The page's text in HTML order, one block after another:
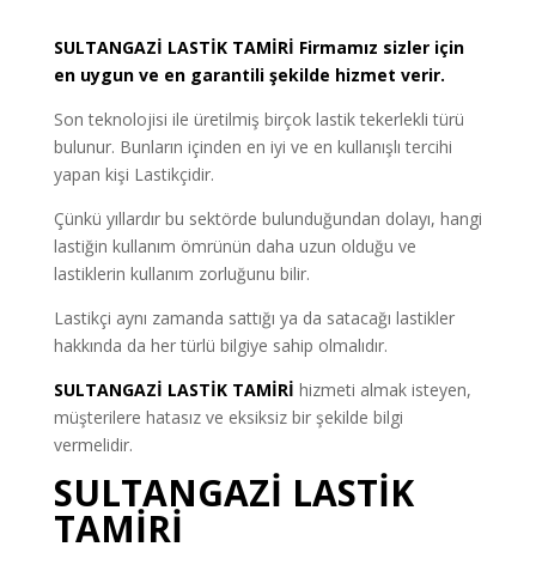
SULTANGAZİ LASTİK TAMİRİ Firmamız sizler için
en uygun ve en garantili şekilde hizmet verir.
Son teknolojisi ile üretilmiş birçok lastik tekerlekli türü
bulunur. Bunların içinden en iyi ve en kullanışlı tercihi
yapan kişi Lastikçidir.
Çünkü yıllardır bu sektörde bulunduğundan dolayı, hangi
lastiğin kullanım ömrünün daha uzun olduğu ve
lastiklerin kullanım zorluğunu bilir.
Lastikçi aynı zamanda sattığı ya da satacağı lastikler
hakkında da her türlü bilgiye sahip olmalıdır.
SULTANGAZİ LASTİK TAMİRİ hizmeti almak isteyen,
müşterilere hatasız ve eksiksiz bir şekilde bilgi
vermelidir.
SULTANGAZİ LASTİK
TAMİRİ